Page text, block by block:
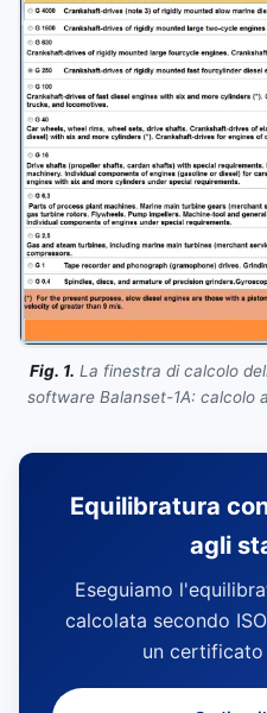
Fig. 1. La finestra di calcolo
software Balanset-1A: calcolo
Equilibratura
agli
Eseguiamo
calcolata secondo
un